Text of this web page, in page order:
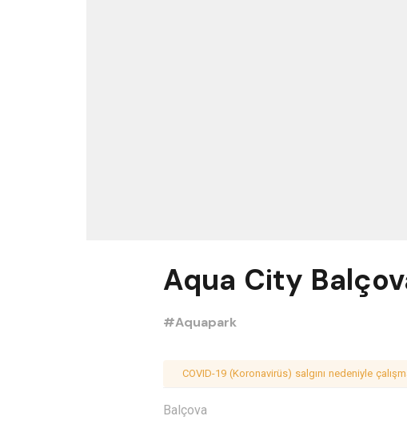
Aqua City
#Aquapark
COVID-19 (Koronavirüs) salgını nedeniyle
Balçova